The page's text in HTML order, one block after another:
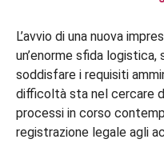
L’avvio di una nuova
un’enorme sfida
soddisfare i requisiti
difficoltà sta nel cercare
processi in corso
registrazione legale agli